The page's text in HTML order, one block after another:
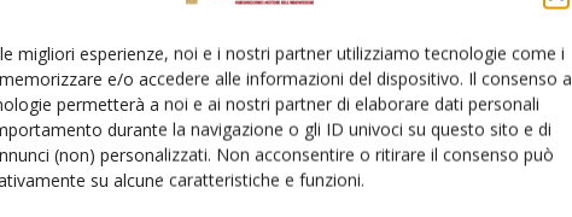
migliori esperienze, noi e i nostri partner utilizziamo tecnologie come i
e/o accedere alle informazioni del dispositivo. Il consenso a
permetterà a noi e ai nostri partner di elaborare dati personali
durante la navigazione o gli ID univoci su questo sito e di
(non) personalizzati. Non acconsentire o ritirare il consenso può
su alcune caratteristiche e funzioni.